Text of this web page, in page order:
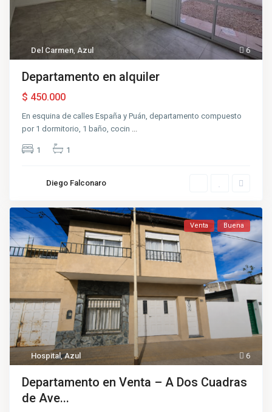
6
Del Carmen Azul
Departamento en alquiler
$ 450.000
En esquina de calles España y Puán, departamento compuesto
por 1 dormitorio, 1 baño, cocin
1 1
Diego Falconaro
6
Hospital,Azul
Venta Buena
Departamento en Venta – A Dos Cuadras
de Ave...